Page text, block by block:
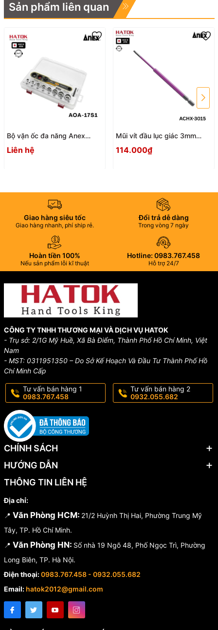
Sản phẩm liên quan
Bộ vặn ốc đa năng Anex
AOA-17S1 Nhật Bản
Liên hệ
Mũi vít đầu lục giác 3mm
114.000₫
Giao hàng siêu tốc
Giao hàng nhanh, phí ship rẻ.
Đổi trả dễ dàng
Trong vòng 7 ngày
Hoàn tiền 100%
Nếu sản phẩm lỗi kĩ thuật
Hotline: 0983.767.458
Hỗ trợ 24/7
CÔNG TY TNHH THƯƠNG MẠI VÀ DỊCH VỤ HATOK
- Trụ sở: 2/1G Mỹ Huề, Xã Bà Điểm, Thành Phố Hồ Chí Minh, Việt
Nam
- MST: 0311951350 – Do Sở Kế Hoạch Và Đầu Tư Thành Phố Hồ
Chí Minh Cấp
Tư vấn bán hàng 1
0983.767.458
Tư vấn bán hàng 2
0932.055.682
CHÍNH SÁCH
HƯỚNG DẪN
THÔNG TIN LIÊN HỆ
Địa chỉ:
📍 Văn Phòng HCM: 21/2 Huỳnh Thị Hai, Phường Trung Mỹ
Tây, TP. Hồ Chí Minh.
📍 Văn Phòng HN: Số nhà 19 Ngõ 48, Phố Ngọc Trì, Phường
Long Biên, TP. Hà Nội.
Điện thoại:0983.767.458 - 0932.055.682
Email: hatok2012@gmail.com